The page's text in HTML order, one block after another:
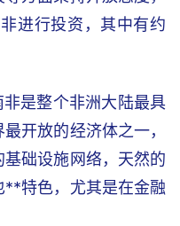
进行投资，其中有约
是整个非洲大陆最具
开放的经济体之一，
础设施网络，天然的
**特色，尤其是在金融